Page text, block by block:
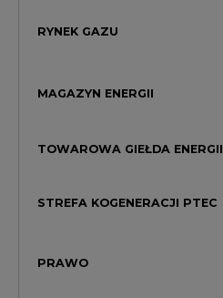
RYNEK GAZU
MAGAZYN ENERGII
TOWAROWA GIEŁDA ENERGII
STREFA KOGENERACJI PTEC
PRAWO